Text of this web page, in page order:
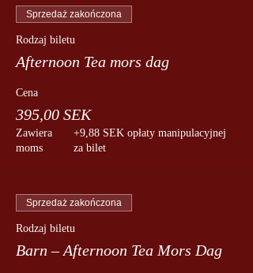
Sprzedaż zakończona
Rodzaj biletu
Afternoon Tea mors dag
Cena
395,00 SEK
Zawiera
moms
+9,88 SEK opłaty manipulacyjnej
za bilet
Sprzedaż zakończona
Rodzaj biletu
Barn – Afternoon Tea Mors Dag